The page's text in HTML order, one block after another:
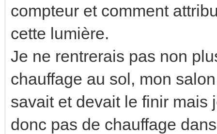
compteur et comment
cette lumière.
Je ne rentrerais pas non
chauffage au sol, mon
savait et devait le finir mais
donc pas de chauffage